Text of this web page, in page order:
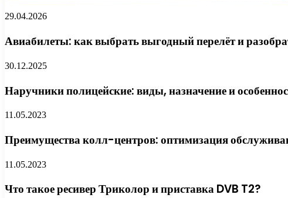
29.04.2026
Авиабилеты: как выбрать выгодный перелёт и
30.12.2025
Наручники полицейские: виды, назначение и
11.05.2023
Преимущества колл-центров: оптимизация
11.05.2023
Что такое ресивер Триколор и приставка DVB T2?